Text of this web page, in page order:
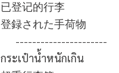
已登记的行李
登録された手荷物
----------------------
กระเป๋